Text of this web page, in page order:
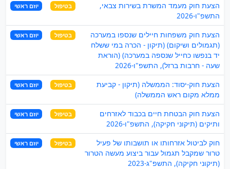
הצעת חוק מעמד המשרת בשירות צבאי,
התשפ"ו-2026
בטיפול יוזם ראשי
הצעת חוק משפחות חיילים שנספו במערכה
(תגמולים ושיקום) (תיקון - הכרה במי ששלח
יד בנפשו כחייל שנספה במערכה) (הוראת
שעה - חרבות ברזל), התשפ"ו-2026
בטיפול יוזם ראשי
הצעת חוק-יסוד: הממשלה (תיקון - קביעת
ממלא מקום ראש הממשלה)
בטיפול יוזם ראשי
הצעת חוק הבטחת חיים בכבוד לאזרחים
ותיקים (תיקוני חקיקה), התשפ"ו-2026
בטיפול יוזם ראשי
חוק לביטול אזרחותו או תושבותו של פעיל
טרור שמקבל תגמול עבור ביצוע מעשה הטרור
(תיקוני חקיקה), התשפ"ג-2023
בטיפול יוזם ראשי